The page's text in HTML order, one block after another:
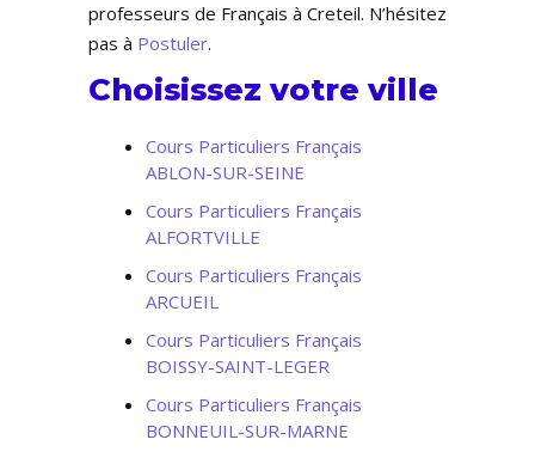
professeurs de Français à Creteil. N’hésitez
pas à Postuler.
Choisissez votre ville
Cours Particuliers Français
ABLON-SUR-SEINE
Cours Particuliers Français
ALFORTVILLE
Cours Particuliers Français
ARCUEIL
Cours Particuliers Français
BOISSY-SAINT-LEGER
Cours Particuliers Français
BONNEUIL-SUR-MARNE